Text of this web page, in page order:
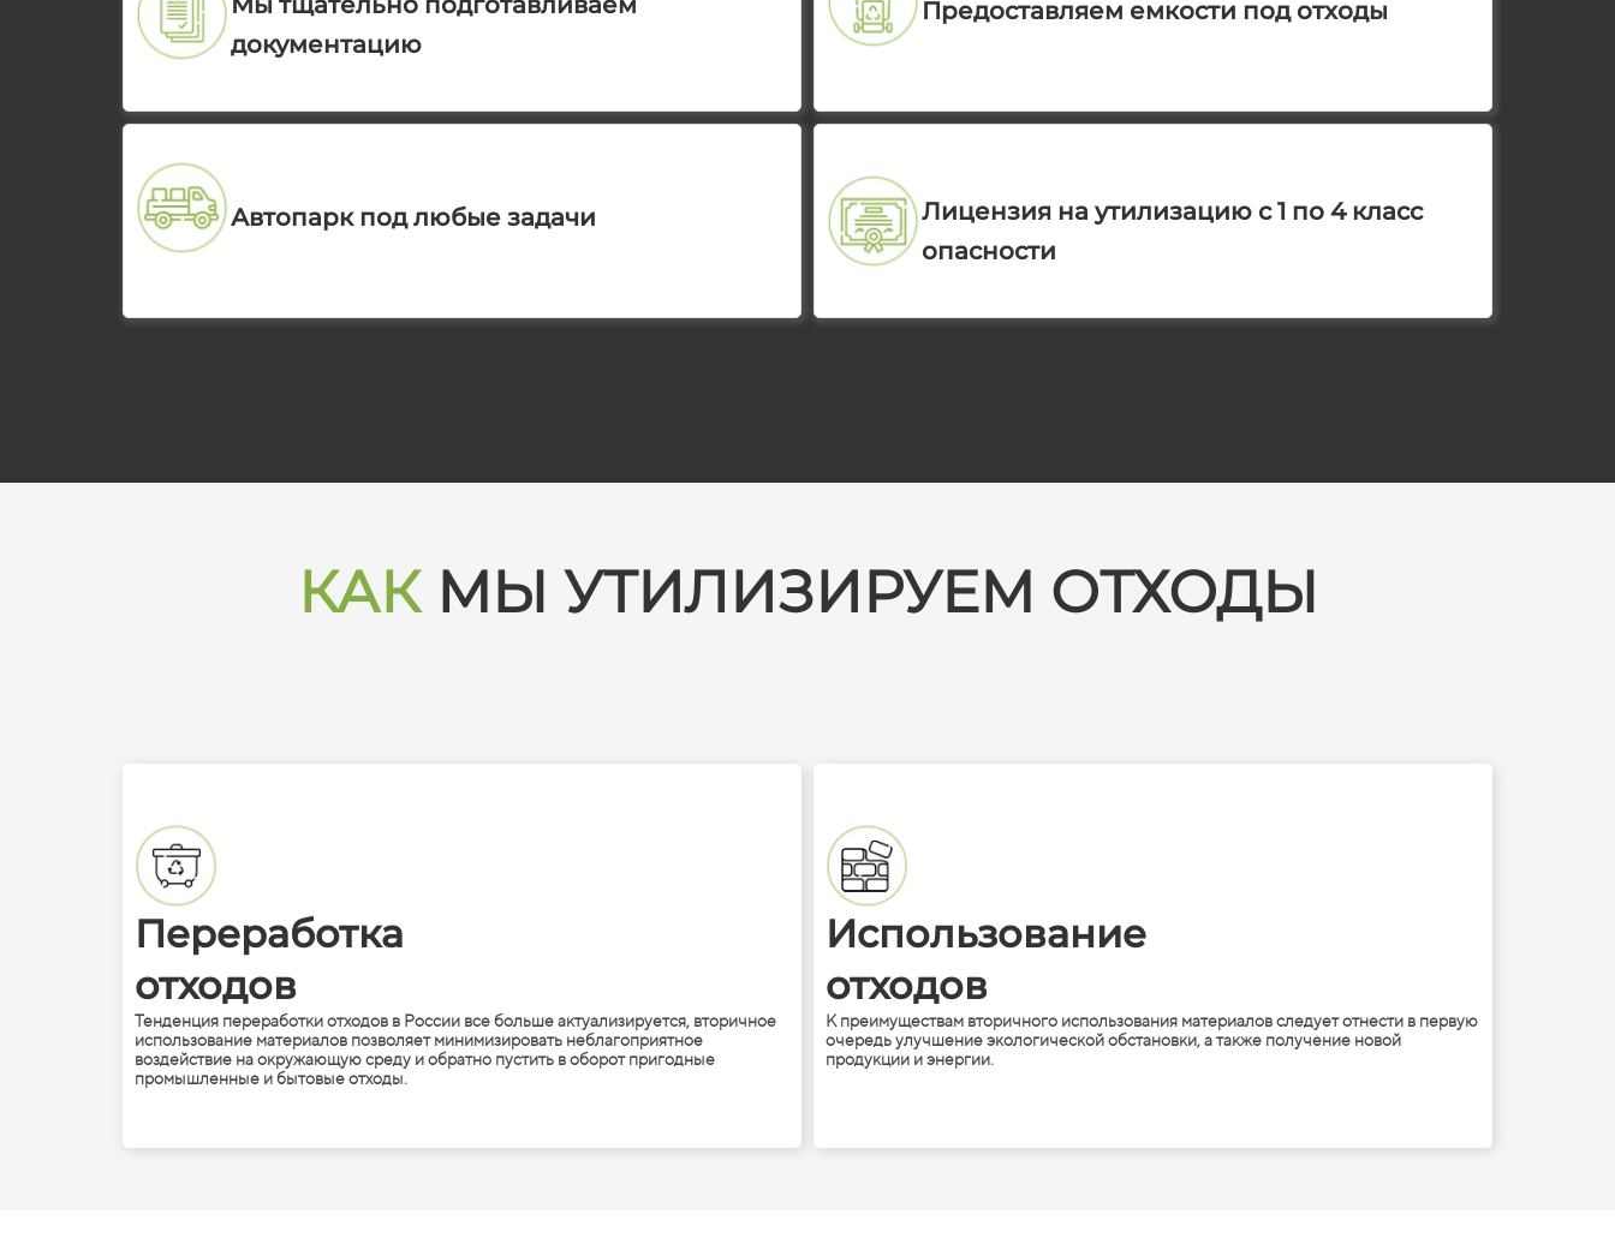
документацию
Предоставляем емкости под отходы
Автопарк под любые задачи
Лицензия на утилизацию с 1 по 4 класс
опасности
КАК МЫ УТИЛИЗИРУЕМ ОТХОДЫ
Переработка
отходов
Тенденция переработки отходов в России все больше актуализируется, вторичное
использование материалов позволяет минимизировать неблагоприятное
воздействие на окружающую среду и обратно пустить в оборот пригодные
промышленные и бытовые отходы.
Использование
отходов
К преимуществам вторичного использования материалов следует отнести в первую
очередь улучшение экологической обстановки, а также получение новой
продукции и энергии.